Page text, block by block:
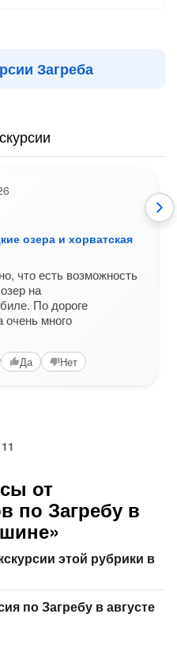
Загреба
озера и хорватская
что есть возможность
на
По дороге
очень много
Да Нет
от
по Загребу в
этой рубрики в
по Загребу в августе